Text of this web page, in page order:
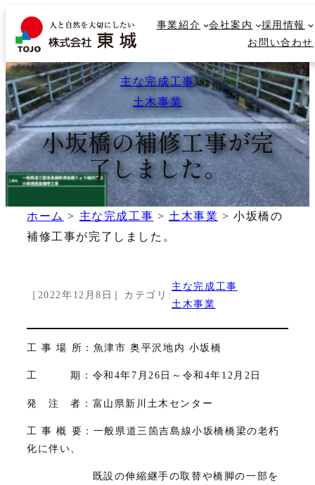
ス
キ
ッ
プ
事業紹介 会社案内
採用情報
お問い合わせ
事業紹介 会社案内
採用情報
お問い合わせ
主な完成工事
土木事業
小坂橋の補修工事が完
了しました。
ホーム > 主な完成工事 >土木事業 >小坂橋の
補修工事が完了しました。
［ 2022年12月8日 ］ カテゴリ:
主な完成工事
土木事業
工 事 場 所：魚津市 奥平沢地内 小坂橋
工 期：令和4年7月26日～令和4年12月2日
発 注 者：富山県新川土木センター
工 事 概 要：一般県道三箇吉島線小坂橋橋梁の老朽
化に伴い、
既設の伸縮継手の取替や橋脚の一部を